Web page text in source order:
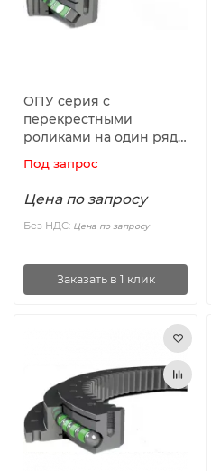
Ролики и колёса
Конвейерные компоненты
Компоненты линейного
Алюминиевые профили
ОПУ серия с
перекрестными
роликами на один ряд
ISB
Под запрос
Цена по запросу
Без НДС: Цена по запросу
Заказать в 1 клик